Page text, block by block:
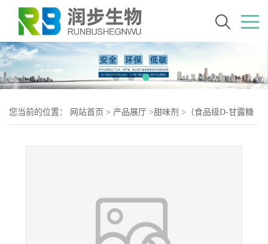
您当前的位置： 网站首页 > 产品展厅 >甜味剂 > （食品级D-甘露糖